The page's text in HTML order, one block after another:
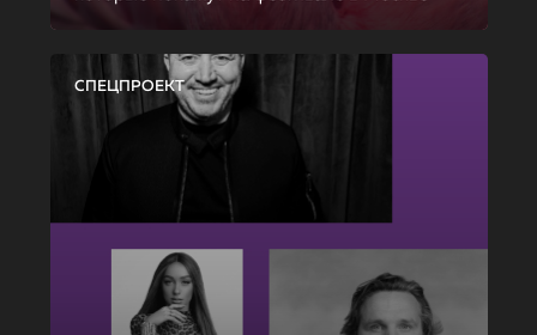
СПЕЦПРОЕКТ